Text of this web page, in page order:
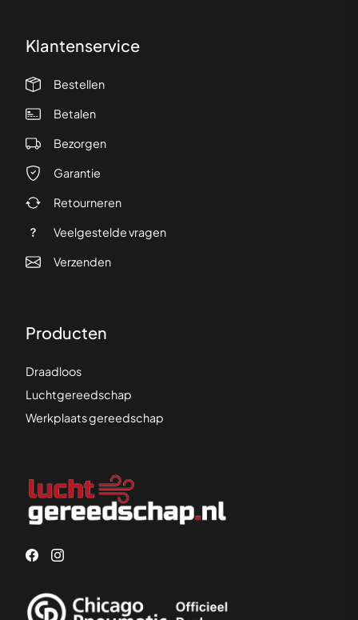
Klantenservice
Bestellen
Betalen
Bezorgen
Garantie
Retourneren
Veelgestelde vragen
Verzenden
Producten
Draadloos
Luchtgereedschap
Werkplaats gereedschap